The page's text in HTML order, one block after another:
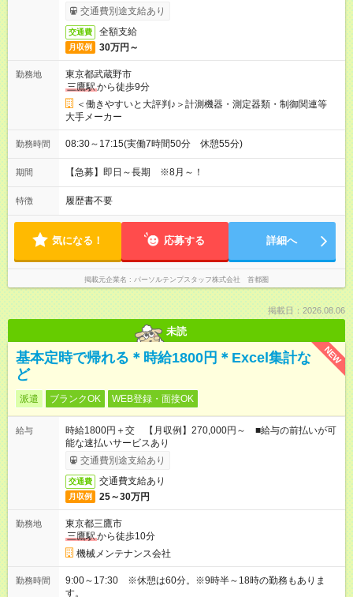
交通費別途支給あり
交通費 全額支給
月収例 30万円～
勤務地
東京都武蔵野市
三鷹駅から徒歩9分
＜働きやすいと大評判♪＞計測機器・測定器類・制御関連等
大手メーカー
勤務時間 08:30～17:15(実働7時間50分 休憩55分)
期間 【急募】即日～長期 ※8月～！
特徴 履歴書不要
気になる！ 応募する 詳細へ
掲載元企業名 パーソルテンプスタッフ株式会社 首都圏
掲載日：2026.08.06
未読
NEW
基本定時で帰れる＊時給1800円＊Excel集計な
ど
派遣 ブランクOK WEB登録・面接OK
給与
時給1800円＋交 【月収例】270,000円～ ■給与の前払いが可
能な速払いサービスあり
交通費別途支給あり
交通費 交通費支給あり
月収例 25～30万円
勤務地
東京都三鷹市
三鷹駅から徒歩10分
機械メンテナンス会社
勤務時間
9:00～17:30 ※休憩は60分。※9時半～18時の勤務もありま
す。